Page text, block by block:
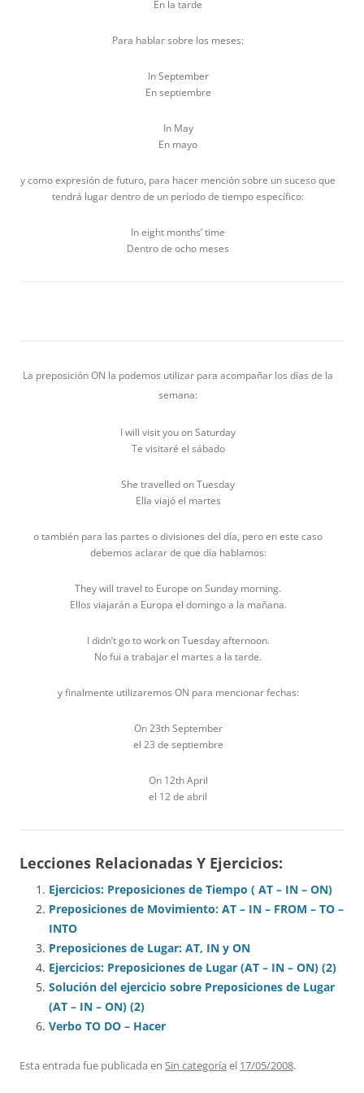
En la tarde
Para hablar sobre los meses:
In September
En septiembre
In May
En mayo
y como expresión de futuro, para hacer mención sobre un suceso que
tendrá lugar dentro de un período de tiempo específico:
In eight months’ time
Dentro de ocho meses
La preposición ON la podemos utilizar para acompañar los días de la
semana:
I will visit you on Saturday
Te visitaré el sábado
She travelled on Tuesday
Ella viajó el martes
o también para las partes o divisiones del día, pero en este caso
debemos aclarar de que día hablamos:
They will travel to Europe on Sunday morning.
Ellos viajarán a Europa el domingo a la mañana.
I didn’t go to work on Tuesday afternoon.
No fui a trabajar el martes a la tarde.
y finalmente utilizaremos ON para mencionar fechas:
On 23th September
el 23 de septiembre
On 12th April
el 12 de abril
Lecciones Relacionadas Y Ejercicios:
Ejercicios: Preposiciones de Tiempo ( AT – IN – ON)
Preposiciones de Movimiento: AT – IN – FROM – TO –
INTO
Preposiciones de Lugar: AT, IN y ON
Ejercicios: Preposiciones de Lugar (AT – IN – ON) (2)
Solución del ejercicio sobre Preposiciones de Lugar
(AT – IN – ON) (2)
Verbo TO DO – Hacer
Esta entrada fue publicada en Sin categoría el 17/05/2008.